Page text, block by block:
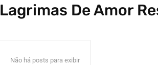
Lagrimas De Amor
Não há posts para exibir